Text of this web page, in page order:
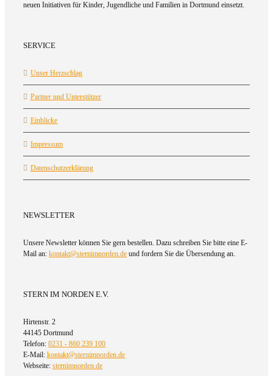
neuen Initiativen für Kinder, Jugendliche und Familien in Dortmund einsetzt.
SERVICE
Unser Herzschlag
Partner und Unterstützer
Einblicke
Impressum
Datenschutzerklärung
NEWSLETTER
Unsere Newsletter können Sie gern bestellen. Dazu schreiben Sie bitte eine E-
Mail an: kontakt@sternimnorden.de und fordern Sie die Übersendung an.
STERN IM NORDEN E.V.
Hirtenstr. 2
44145 Dortmund
Telefon: 0231 - 860 239 100
E-Mail: kontakt@sternimnorden.de
Webseite: sternimnorden.de